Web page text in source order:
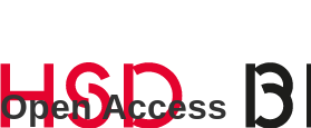
Open Access